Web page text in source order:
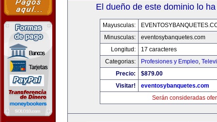
El dueño de este dominio lo
Mayusculas:
Minusculas:
eventosybanquetes.com
Longitud:
17 caracteres
Categorias:
Profesiones y Empleo,
Precio:
$879.00
Visitar!
eventosybanquetes.com
Serán consideradas